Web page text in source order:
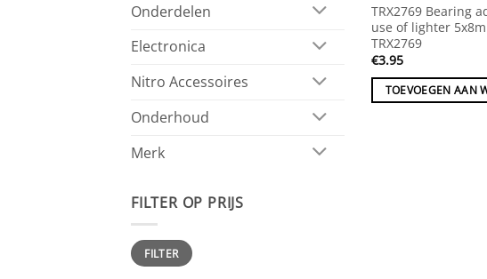
Onderdelen
Electronica
Nitro Accessoires
Onderhoud
Merk
FILTER OP PRIJS
Min.
prijs
Max.
prijsFILTER
TRX2769 Bearing
use of lighter
TRX2769
€3.95
TOEVOEGEN AAN